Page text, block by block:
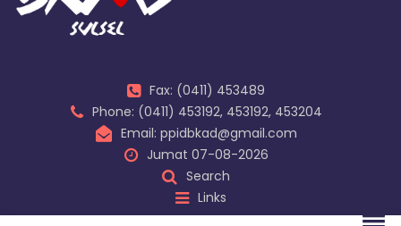
Fax: (0411) 453489
Phone: (0411) 453192, 453192, 453204
Email: ppidbkad@gmail.com
Jumat 07-08-2026
Search
Links